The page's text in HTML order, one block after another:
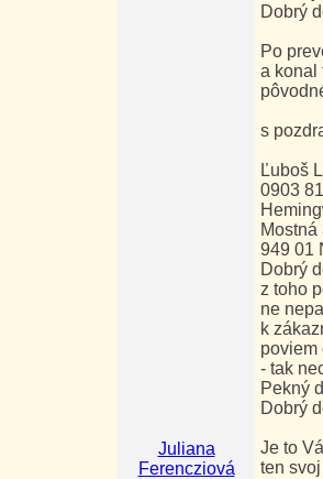
Juliana
Ferencziová
Dobrý
Po
a konal
s
Ľuboš
0903
Mostná
949 01
Dobrý
z toho
ne
k
poviem
- tak
Pekný
Dobrý
Je to
ten